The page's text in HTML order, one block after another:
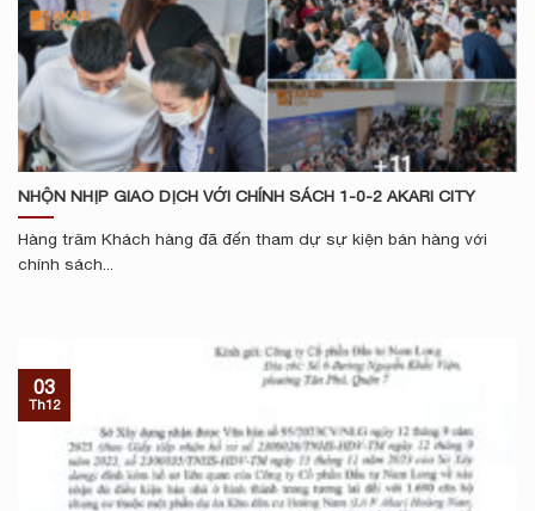
NHỘN NHỊP GIAO DỊCH VỚI CHÍNH SÁCH 1-0-2 AKARI CITY
Hàng trăm Khách hàng đã đến tham dự sự kiện bán hàng với
chính sách...
03
Th12